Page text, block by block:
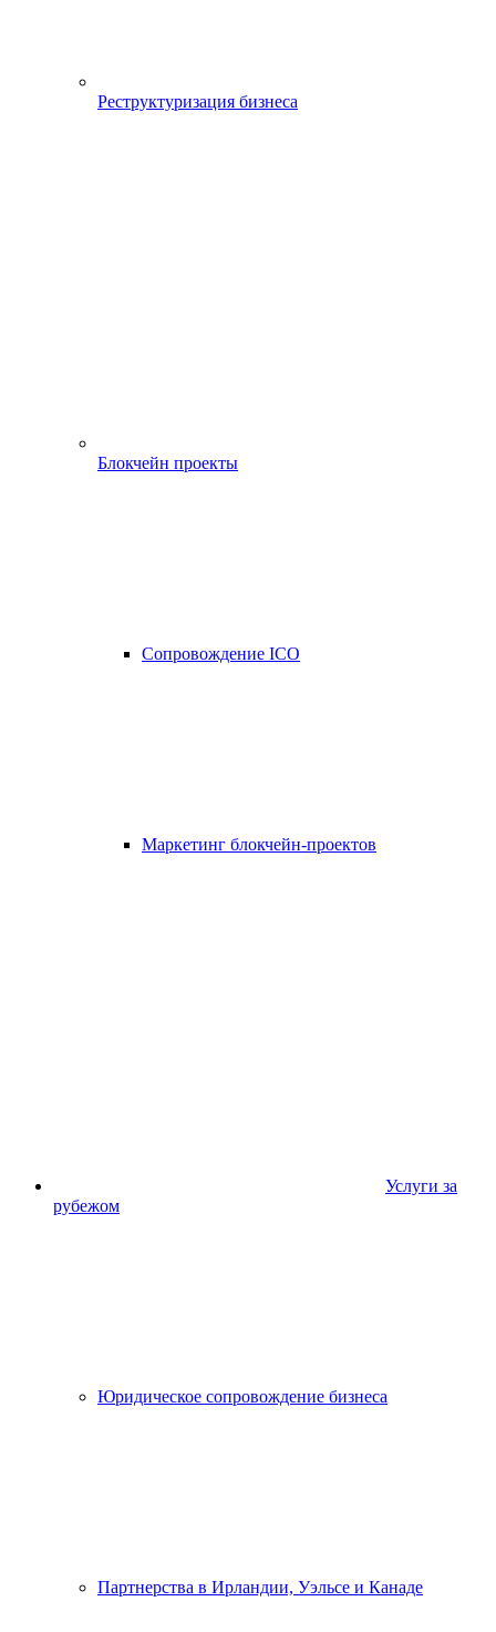
Реструктуризация бизнеса
Блокчейн проекты
Сопровождение ICO
Маркетинг блокчейн-проектов
Услуги за
рубежом
Юридическое сопровождение бизнеса
Партнерства в Ирландии, Уэльсе и Канаде